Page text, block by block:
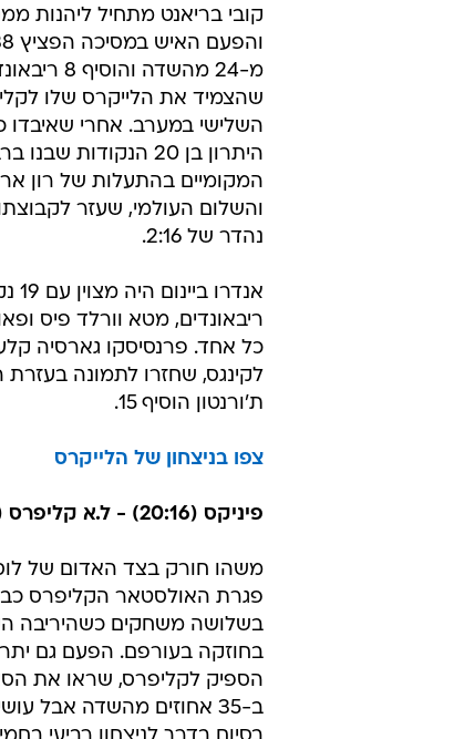
קובי בריאנט מתחיל ליהנות
מ-24 מהשדה
שהצמיד את הלייקרס שלו
השלישי במערב. אחרי
היתרון בן 20 הנקודות
המקומיים בהתעלות של רון
והשלום העולמי, שעזר
נהדר של 2:16.
לקינגס, שחזרו לתמונה
ת'ורנטון הוסיף 15.
צפו בניצחון של הלייקרס
פיניקס (20:16) - ל.א קליפרס (13:21) 78:81
משהו חורק בצד האדום של
פגרת האולסטאר הקליפרס
בשלושה משחקים כשהיריבה
הספיק לקליפרס, שראו את
ב-35 אחוזים מהשדה אבל